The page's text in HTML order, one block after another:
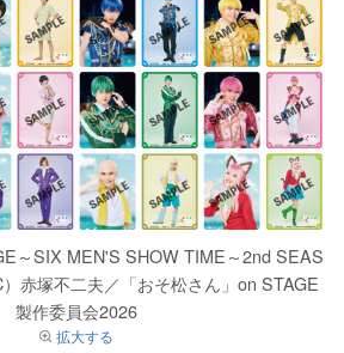
～SIX MEN'S SHOW TIME～2nd SEAS
赤塚不二夫／「おそ松さん」on STAGE
製作委員会2026
拡大する